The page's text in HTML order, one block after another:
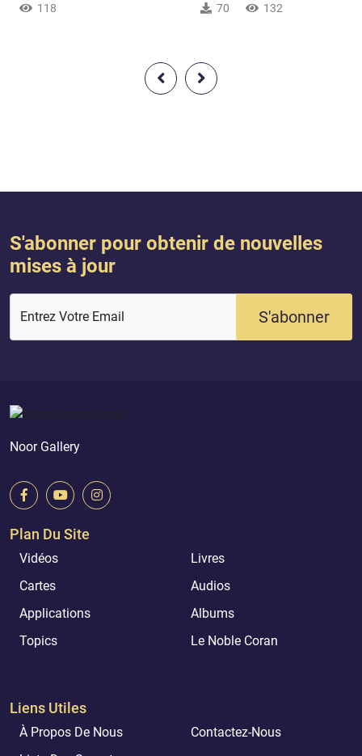
Torah et l’Évangile? Allah, exalté soit-
venu confirmer ce qu’il y avait avant
lui dans la Torah. Nous lui avons
118 70
d’Allah, sans faire
132
S'abonner pour obtenir de nouvelles
mises à jour
Entrez Votre Email S'abonner
Noor Gallery
Plan Du Site
Vidéos
Livres
Cartes
Audios
Applications
Albums
Topics
Le Noble Coran
Liens Utiles
À Propos De Nous
Contactez-Nous